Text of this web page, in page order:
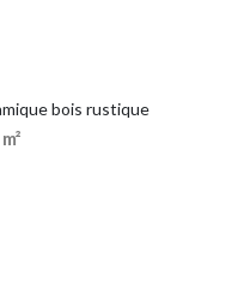
bois rustique